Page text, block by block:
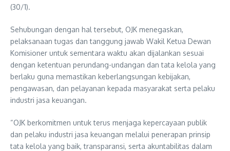
(30/1).
Sehubungan dengan hal tersebut, OJK menegaskan,
pelaksanaan tugas dan tanggung jawab Wakil Ketua Dewan
Komisioner untuk sementara waktu akan dijalankan sesuai
dengan ketentuan perundang-undangan dan tata kelola yang
berlaku guna memastikan keberlangsungan kebijakan,
pengawasan, dan pelayanan kepada masyarakat serta pelaku
industri jasa keuangan.
“OJK berkomitmen untuk terus menjaga kepercayaan publik
dan pelaku industri jasa keuangan melalui penerapan prinsip
tata kelola yang baik, transparansi, serta akuntabilitas dalam